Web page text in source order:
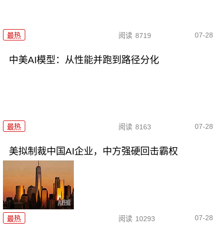
最热 阅读 8719 07-28
中美AI模型：从性能并跑到路径分化
最热 阅读 8163 07-28
美拟制裁中国AI企业，中方强硬回击霸权
最热 阅读 10293 07-28